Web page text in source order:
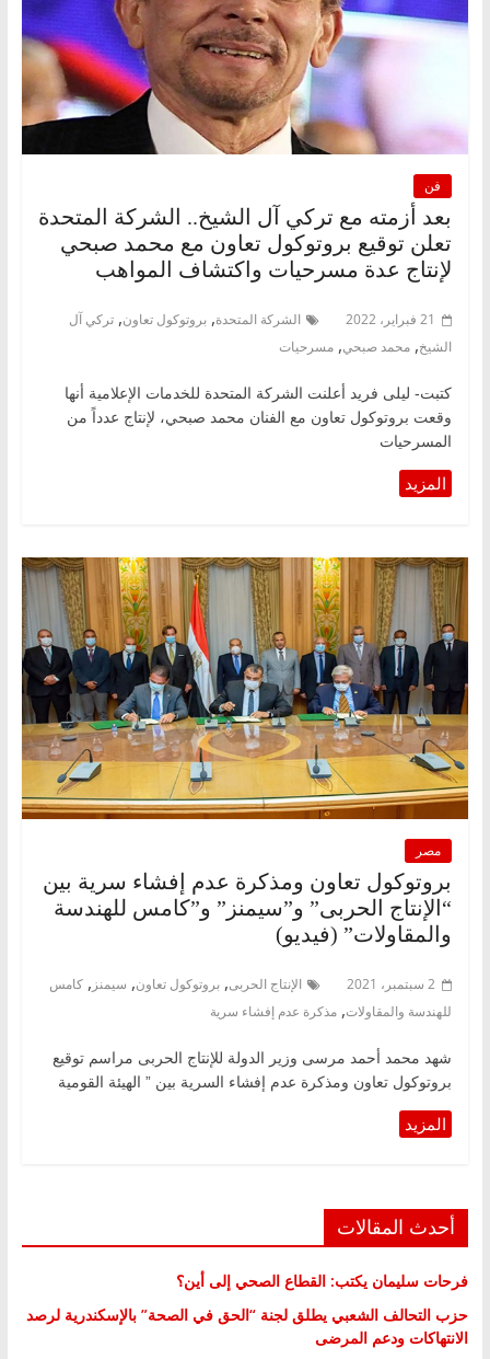
فن
بعد أزمته مع تركي آل الشيخ.. الشركة المتحدة
تعلن توقيع بروتوكول تعاون مع محمد صبحي
لإنتاج عدة مسرحيات واكتشاف المواهب
21 فبراير، 2022 الشركة المتحدة, بروتوكول تعاون, تركي آل
الشيخ, محمد صبحي, مسرحيات
كتبت- ليلى فريد أعلنت الشركة المتحدة للخدمات الإعلامية أنها
وقعت بروتوكول تعاون مع الفنان محمد صبحي، لإنتاج عدداً من
المسرحيات
مصر
بروتوكول تعاون ومذكرة عدم إفشاء سرية بين
“الإنتاج الحربى” و”سيمنز” و”كامس للهندسة
والمقاولات” (فيديو)
2 سبتمبر، 2021 الإنتاج الحربى, بروتوكول تعاون, سيمنز , كامس
للهندسة والمقاولات, مذكرة عدم إفشاء سرية
شهد محمد أحمد مرسى وزير الدولة للإنتاج الحربى مراسم توقيع
بروتوكول تعاون ومذكرة عدم إفشاء السرية بين ” الهيئة القومية
أحدث المقالات
فرحات سليمان يكتب: القطاع الصحي إلى أين؟
حزب التحالف الشعبي يطلق لجنة “الحق في الصحة” بالإسكندرية لرصد
الانتهاكات ودعم المرضى